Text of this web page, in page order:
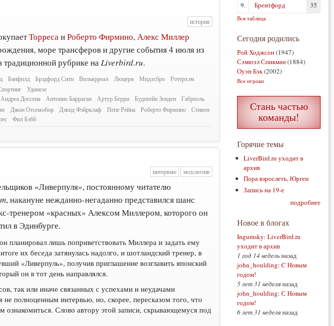
история
Торреса иРоберто Фирмино, Алекс Миллер
море трансферов и другие события 4 июля из
традиционной рубрике на Liverbird.ru.
Банфилд Брэдфорд Сити Вильярреал Люцерн Мидлсбро
Ротерхэм
Удинезе
Андреа Доссена Антонио Барраган Артур Берри Будевейн Зенден
Габриэль
Джон Отсемобор Дэвид Фэйрклаф Пепе Рейна Роберто Фирмино
Стивен
Фил Бэбб
интервью эксклюзив
«Ливерпуля», постоянному читателю
, накануне нежданно-негаданно представился шанс
тренером «красных» Алексом Миллером, которого он
в Эдинбурге.
планировал лишь поприветствовать Миллера и задать ему
их беседа затянулась надолго, и шотландский тренер, в
«Ливерпуль», получив приглашение возглавить японский
он в тот день направлялся.
так или иначе связанных с успехами и неудачами
не полноценным интервью, но, скорее, пересказом того, что
Слово автору этой записи, скрывающемуся под
9. Брентфорд 35
Вся таблица
Сегодня родились
Рой Ходжсон(1947)
Сэмюэл Спикман(1884)
Оуэн Бэк(2002)
Все игроки
Стань частью
команды!
Горячие темы
LiverBird.ru уходит в
архив
Пора взрослеть, Юрген
Запись на 19-е
подробнее
Новое в блогах
Ingumsky: LiverBird.ru
уходит в архив
1 год 14 недельназад
john_houlding: C Новым
годом!
5 лет 31 неделяназад
john_houlding: С Новым
годом!
6 лет 31 неделяназад